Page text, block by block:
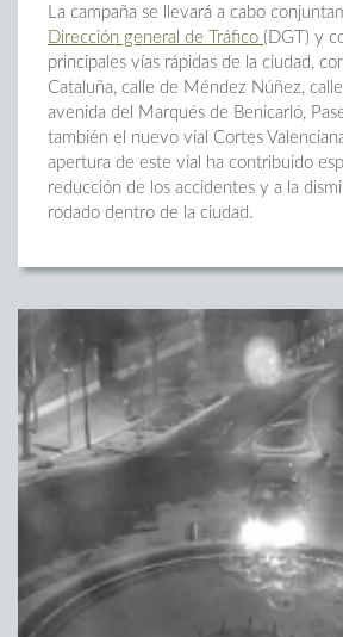
La campaña se llevará a cabo
Dirección general de Tráfico (DGT) y
principales vías rápidas de la ciudad,
Cataluña, calle de Méndez Núñez,
avenida del Marqués de Benicarló,
también el nuevo vial Cortes
apertura de este vial ha contribuido
reducción de los accidentes y a la
rodado dentro de la ciudad.